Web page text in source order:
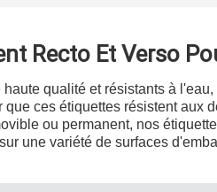
Recto Et Verso
qualité et résistants à
ces étiquettes résistent aux
ou permanent, nos
une variété de surfaces